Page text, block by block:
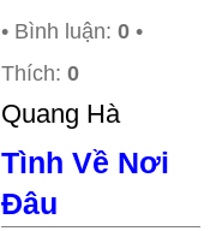
• Bình luận: 0 •
Thích: 0
Quang Hà
Tình Về Nơi
Đâu